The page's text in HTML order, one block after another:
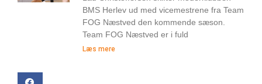
BMS Herlev ud med vicemestrene fra Team
FOG Næstved den kommende sæson.
Team FOG Næstved er i fuld
Læs mere